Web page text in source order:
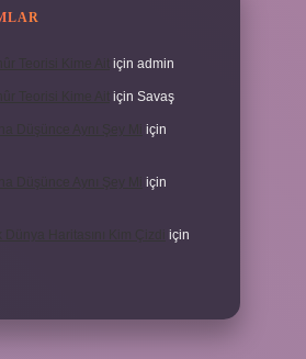
için admin
için Savaş
için
için
Dünya Haritasını Kim Çizdi
için